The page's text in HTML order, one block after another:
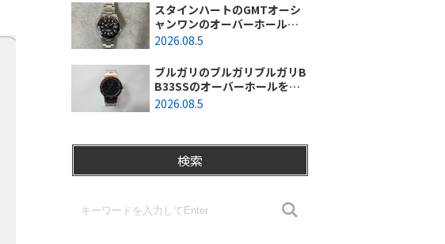
スタインハートのGMTオーシ
ャンワンのオーバーホールを
行いました。（神奈川県平塚
2026.08.5
ブルガリのブルガリブルガリB
B33SSのオーバーホールを行
いました。（埼玉県所沢市/S
2026.08.5
検索